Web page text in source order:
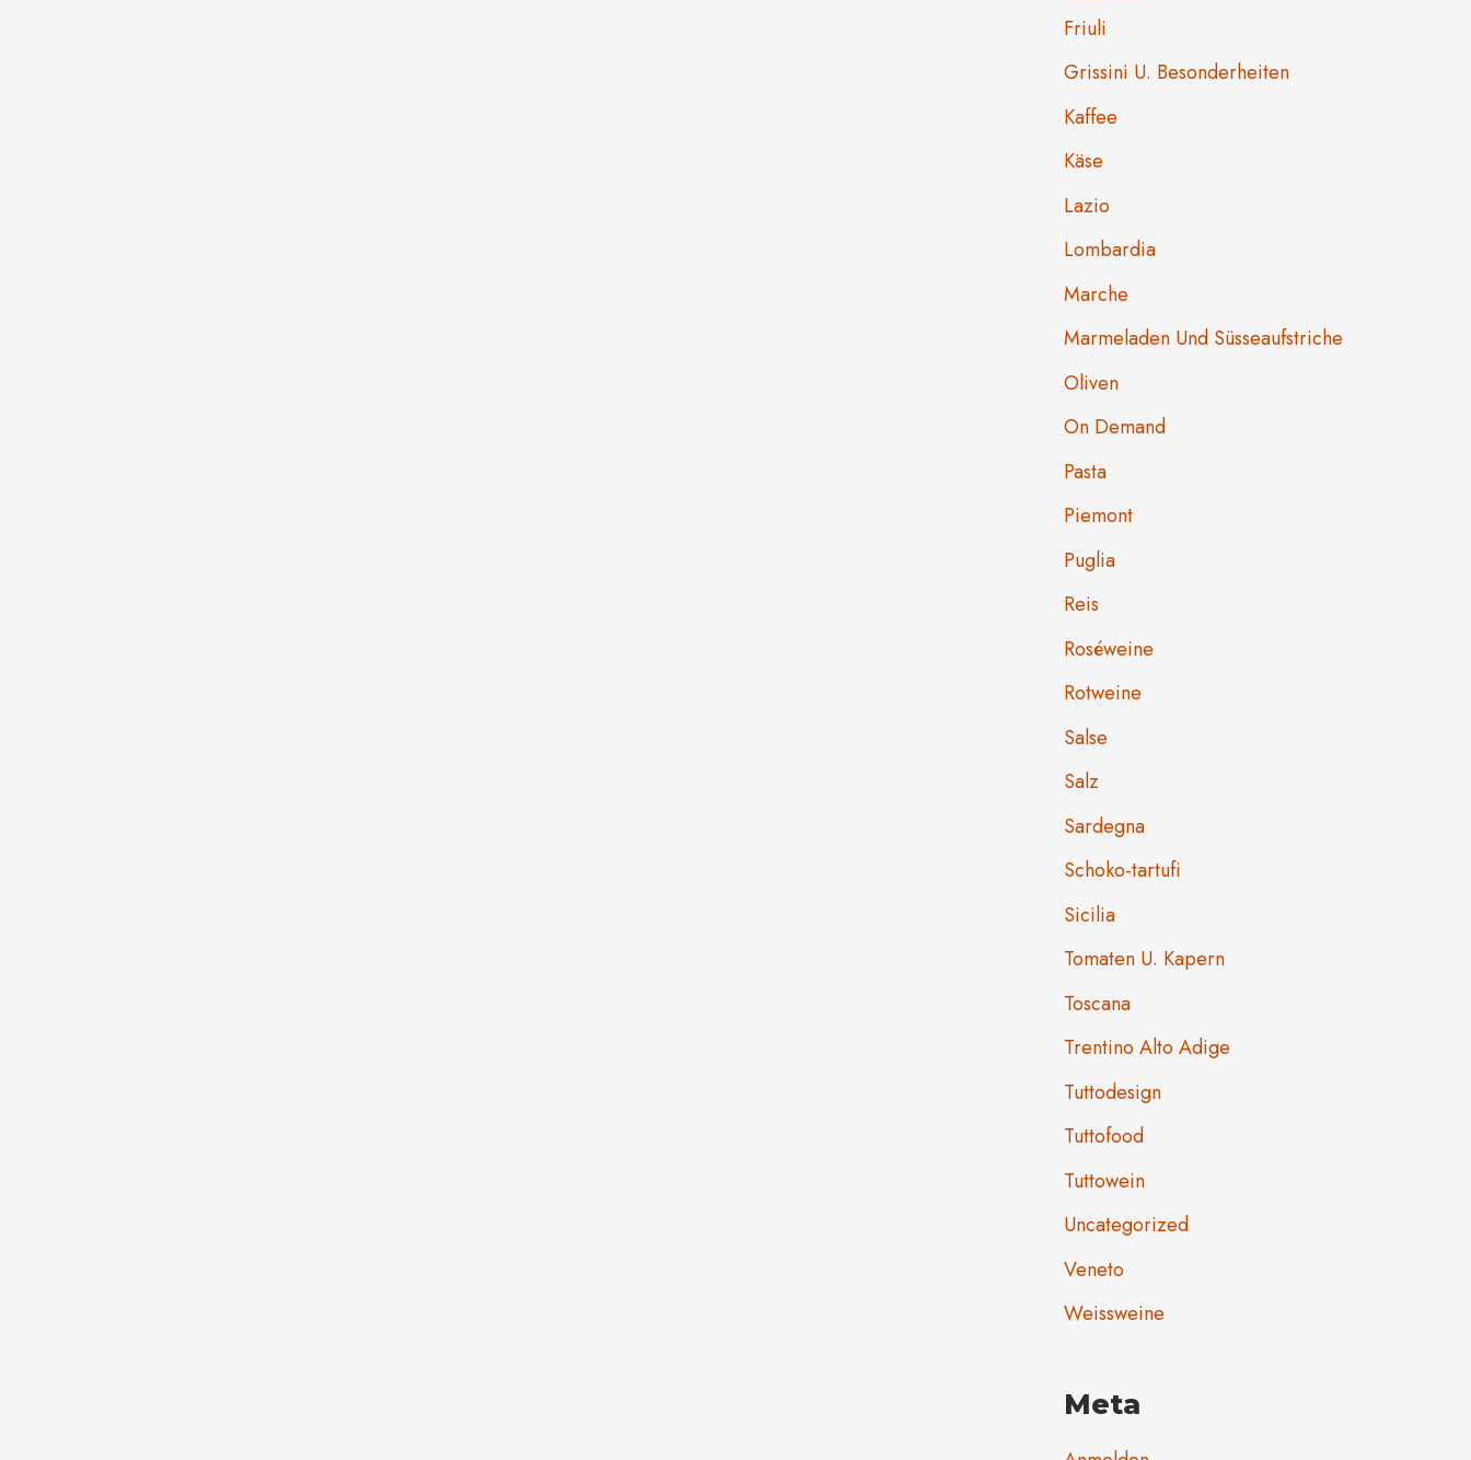
Friuli
Grissini U. Besonderheiten
Kaffee
Käse
Lazio
Lombardia
Marche
Marmeladen Und Süsseaufstriche
Oliven
On Demand
Pasta
Piemont
Puglia
Reis
Roséweine
Rotweine
Salse
Salz
Sardegna
Schoko-tartufi
Sicilia
Tomaten U. Kapern
Toscana
Trentino Alto Adige
Tuttodesign
Tuttofood
Tuttowein
Uncategorized
Veneto
Weissweine
Meta